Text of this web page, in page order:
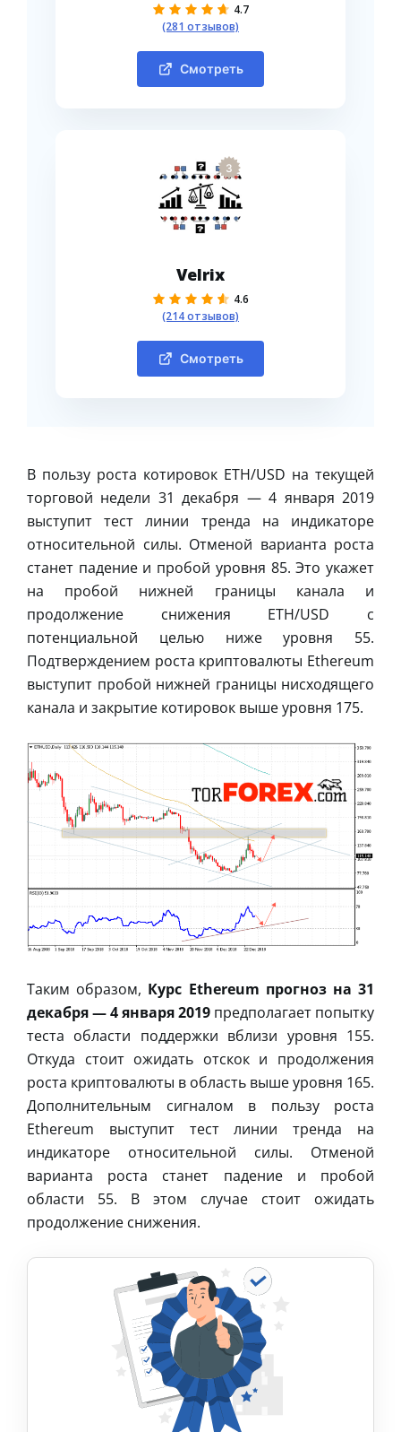
4.7
(281 отзывов)
Смотреть
3
Velrix
4.6
(214 отзывов)
Смотреть
В пользу роста котировок ETH/USD на текущей
торговой недели 31 декабря — 4 января 2019
выступит тест линии тренда на индикаторе
относительной силы. Отменой варианта роста
станет падение и пробой уровня 85. Это укажет
на пробой нижней границы канала и
продолжение снижения ETH/USD с
потенциальной целью ниже уровня 55.
Подтверждением роста криптовалюты Ethereum
выступит пробой нижней границы нисходящего
канала и закрытие котировок выше уровня 175.
Таким образом, Курс Ethereum прогноз на 31
декабря — 4 января 2019 предполагает попытку
теста области поддержки вблизи уровня 155.
Откуда стоит ожидать отскок и продолжения
роста криптовалюты в область выше уровня 165.
Дополнительным сигналом в пользу роста
Ethereum выступит тест линии тренда на
индикаторе относительной силы. Отменой
варианта роста станет падение и пробой
области 55. В этом случае стоит ожидать
продолжение снижения.